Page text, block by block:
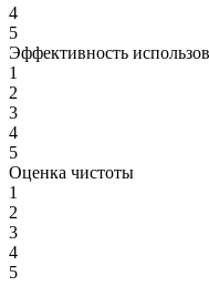
4
5
Эффективность
1
2
3
4
5
Оценка чистоты
1
2
3
4
5